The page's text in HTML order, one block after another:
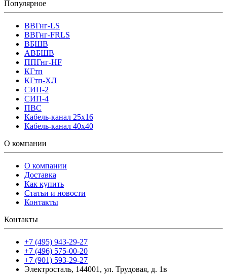
Популярное
ВВГнг-LS
ВВГнг-FRLS
ВБШВ
АВБШВ
ППГнг-HF
КГтп
КГтп-ХЛ
СИП-2
СИП-4
ПВС
Кабель-канал 25х16
Кабель-канал 40х40
О компании
О компании
Доставка
Как купить
Статьи и новости
Контакты
Контакты
+7 (495) 943-29-27
+7 (496) 575-00-20
+7 (901) 593-29-27
Электросталь, 144001, ул. Трудовая, д. 1в